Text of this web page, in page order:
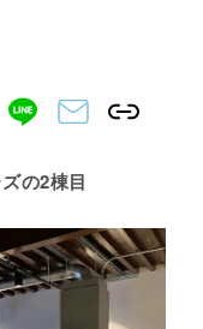
の2棟目